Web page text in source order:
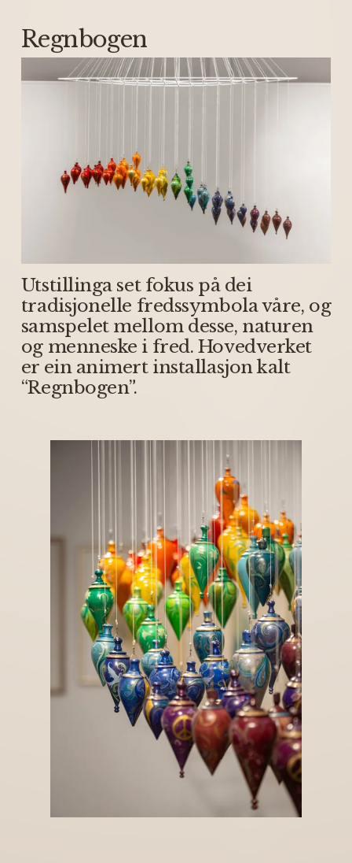
Regnbogen
Utstillinga set fokus på dei
tradisjonelle fredssymbola våre, og
samspelet mellom desse, naturen
og menneske i fred. Hovedverket
er ein animert installasjon kalt
“Regnbogen”.